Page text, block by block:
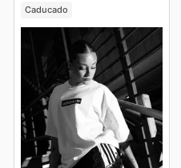
Caducado